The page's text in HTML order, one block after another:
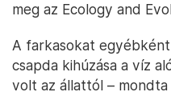
meg az Ecology and
A farkasokat
csapda kihúzása a víz
volt az állattól –